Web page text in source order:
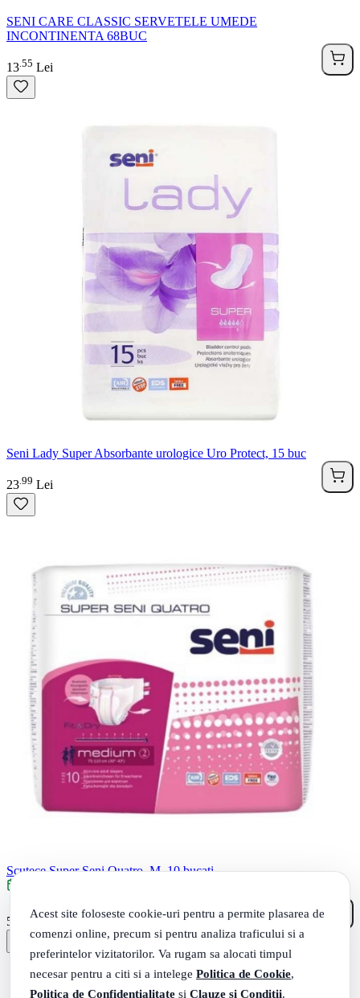
Acest site foloseste cookie-uri pentru a permite plasarea de
comenzi online, precum si pentru analiza traficului si a
preferintelor vizitatorilor. Va rugam sa alocati timpul
necesar pentru a citi si a intelege Politica de Cookie,
Politica de Confidentialitate si Clauze si Conditii.
SENI CARE CLASSIC SERVETELE UMEDE
INCONTINENTA 68BUC
13 55 Lei
Seni Lady Super Absorbante urologice Uro Protect, 15 buc
23 99 Lei
Scutece Super Seni Quatro, M, 10 bucati
54 25Lei